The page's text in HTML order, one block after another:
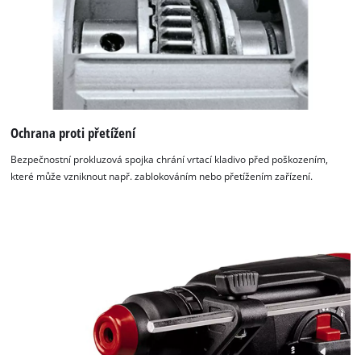
Ochrana proti přetížení
Bezpečnostní prokluzová spojka chrání vrtací kladivo před poškozením,
které může vzniknout např. zablokováním nebo přetížením zařízení.